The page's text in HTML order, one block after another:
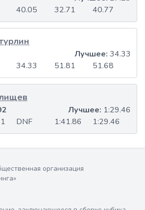
40.05 32.71 40.77
34.33 51.81 51.68
Лучшее: 34.33
DNF 1:41.86 1:29.46
Лучшее: 1:29.46
организация